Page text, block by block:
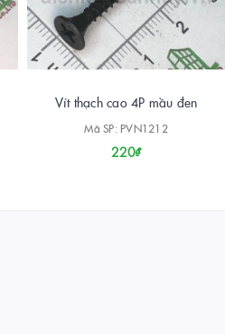
Vít thạch cao 4P mầu đen
Mã SP: PVN1212
220₫